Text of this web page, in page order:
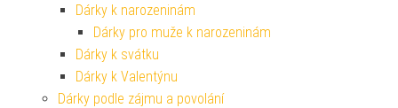
Dárky k narozeninám
Dárky pro muže k narozeninám
Dárky k svátku
Dárky k Valentýnu
Dárky podle zájmu a povolání